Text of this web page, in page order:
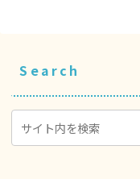
Search